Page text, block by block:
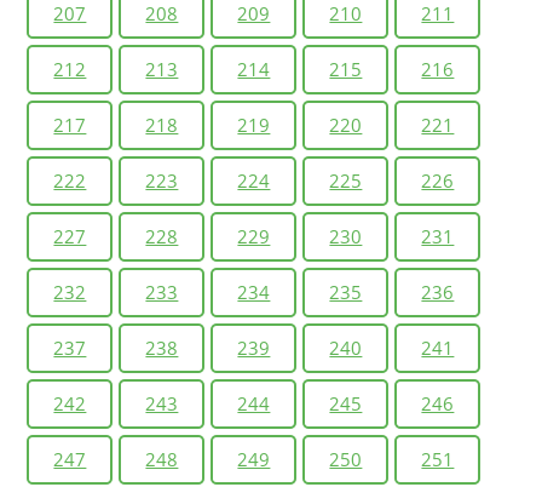
207 208 209 210 211
212 213 214 215 216
217 218 219 220 221
222 223 224 225 226
227 228 229 230 231
232 233 234 235 236
237 238 239 240 241
242 243 244 245 246
247 248 249 250 251